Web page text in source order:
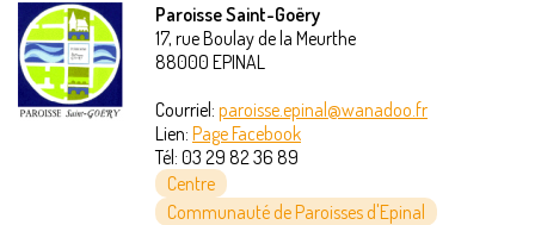
Vous
êtes
Paroisse Saint-Goëry
17, rue Boulay de la Meurthe
88000 EPINAL
Courriel: paroisse.epinal@wanadoo.fr
Lien: Page Facebook
Tél: 03 29 82 36 89
Centre
Communauté de Paroisses d'Epinal